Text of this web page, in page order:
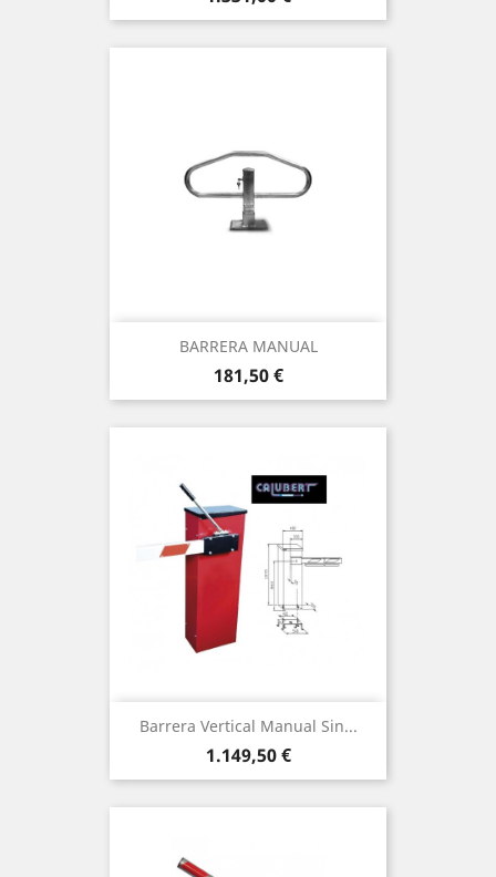
BARRERA MANUAL
Precio
181,50 €
Barrera Vertical Manual Sin...
Precio
1.149,50 €